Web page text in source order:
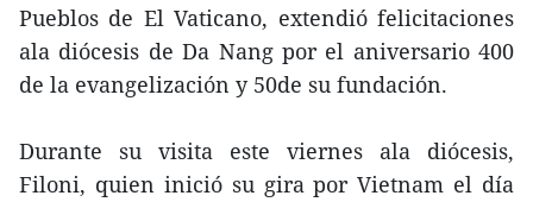
Pueblos de El Vaticano, extendió felicitaciones
ala diócesis de Da Nang por el aniversario 400
de la evangelización y 50de su fundación.
Durante su visita este viernes ala diócesis,
Filoni, quien inició su gira por Vietnam el día